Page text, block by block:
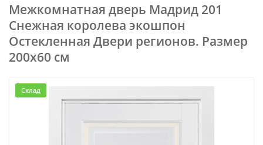
Межкомнатная дверь Мадрид 201
Снежная королева экошпон
Остекленная Двери регионов. Размер
200x60 см
Склад